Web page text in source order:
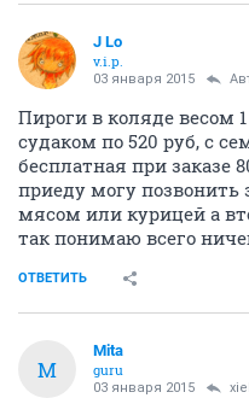
J Lo
v.i.p.
03 января 2015
Пироги в коляде весом
судаком по 520 руб, с
бесплатная при заказе
приеду могу позвонить
мясом или курицей а
так понимаю всего
ОТВЕТИТЬ
M
Mita
guru
03 января 2015